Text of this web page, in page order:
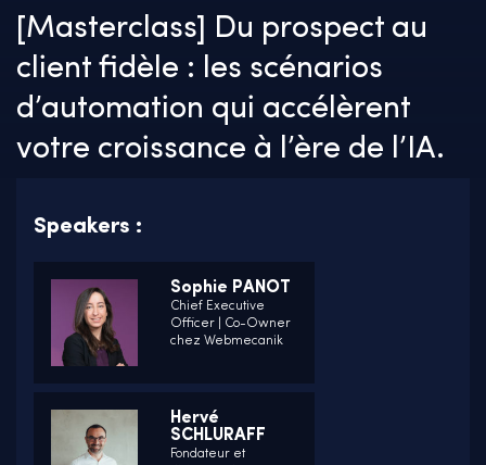
[Masterclass] Du prospect au
client fidèle : les scénarios
d’automation qui accélèrent
votre croissance à l’ère de l’IA.
Speakers :
Sophie PANOT
Chief Executive
Officer | Co-Owner
chez Webmecanik
Hervé
SCHLURAFF
Fondateur et